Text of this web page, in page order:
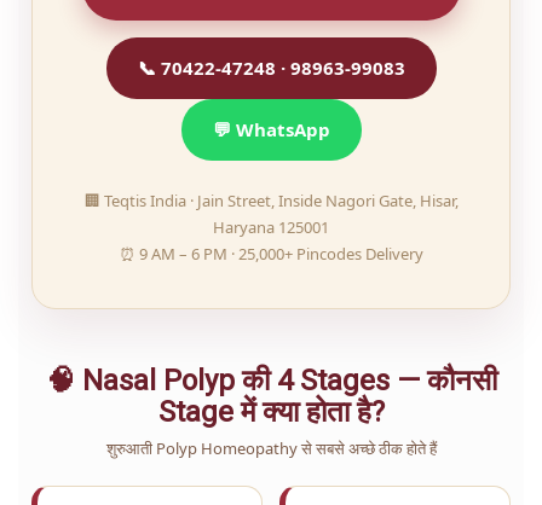
📞 70422-47248 · 98963-99083
💬 WhatsApp
🏢 Teqtis India · Jain Street, Inside Nagori Gate, Hisar,
Haryana 125001
⏰ 9 AM – 6 PM · 25,000+ Pincodes Delivery
🧠 Nasal Polyp की 4 Stages — कौनसी
Stage में क्या होता है?
शुरुआती Polyp Homeopathy से सबसे अच्छे ठीक होते हैं